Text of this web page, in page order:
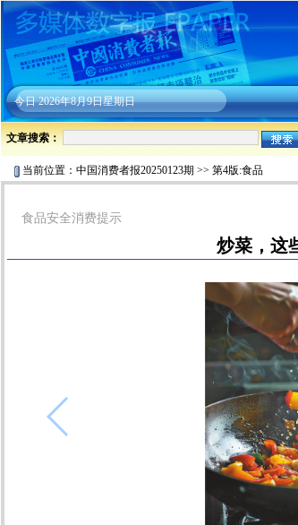
今日2026年8月9日星期日
文章搜索：
当前位置： 中国消费者报20250123期 >> 第4版:食品
食品安全消费提示
炒菜，这